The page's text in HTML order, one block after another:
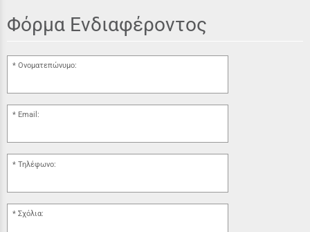
Φόρμα Ενδιαφέροντος
Ονοματεπώνυμο:
Email:
Τηλέφωνο:
Σχόλια: